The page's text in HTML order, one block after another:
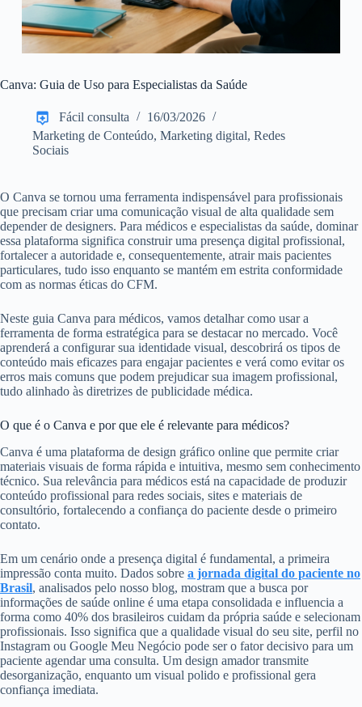
Canva: Guia de Uso para Especialistas da Saúde
Fácil consulta
16/03/2026
Marketing de Conteúdo, Marketing digital, Redes
Sociais
O Canva se tornou uma ferramenta indispensável para profissionais
que precisam criar uma comunicação visual de alta qualidade sem
depender de designers. Para médicos e especialistas da saúde, dominar
essa plataforma significa construir uma presença digital profissional,
fortalecer a autoridade e, consequentemente, atrair mais pacientes
particulares, tudo isso enquanto se mantém em estrita conformidade
com as normas éticas do CFM.
Neste guia Canva para médicos, vamos detalhar como usar a
ferramenta de forma estratégica para se destacar no mercado. Você
aprenderá a configurar sua identidade visual, descobrirá os tipos de
conteúdo mais eficazes para engajar pacientes e verá como evitar os
erros mais comuns que podem prejudicar sua imagem profissional,
tudo alinhado às diretrizes de publicidade médica.
O que é o Canva e por que ele é relevante para médicos?
Canva é uma plataforma de design gráfico online que permite criar
materiais visuais de forma rápida e intuitiva, mesmo sem conhecimento
técnico. Sua relevância para médicos está na capacidade de produzir
conteúdo profissional para redes sociais, sites e materiais de
consultório, fortalecendo a confiança do paciente desde o primeiro
contato.
Em um cenário onde a presença digital é fundamental, a primeira
impressão conta muito. Dados sobre a jornada digital do paciente no
Brasil, analisados pelo nosso blog, mostram que a busca por
informações de saúde online é uma etapa consolidada e influencia a
forma como 40% dos brasileiros cuidam da própria saúde e selecionam
profissionais. Isso significa que a qualidade visual do seu site, perfil no
Instagram ou Google Meu Negócio pode ser o fator decisivo para um
paciente agendar uma consulta. Um design amador transmite
desorganização, enquanto um visual polido e profissional gera
confiança imediata.